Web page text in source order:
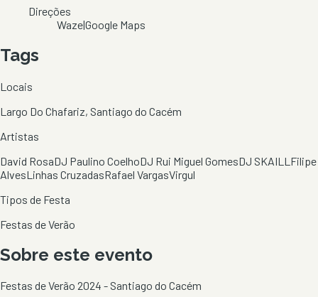
Direções
Waze|Google Maps
Tags
Locais
Largo Do Chafariz, Santiago do Cacém
Artistas
David RosaDJ Paulino CoelhoDJ Rui Miguel GomesDJ SKAILL Filipe
AlvesLinhas CruzadasRafael VargasVirgul
Tipos de Festa
Festas de Verão
Sobre este evento
Festas de Verão 2024 - Santiago do Cacém